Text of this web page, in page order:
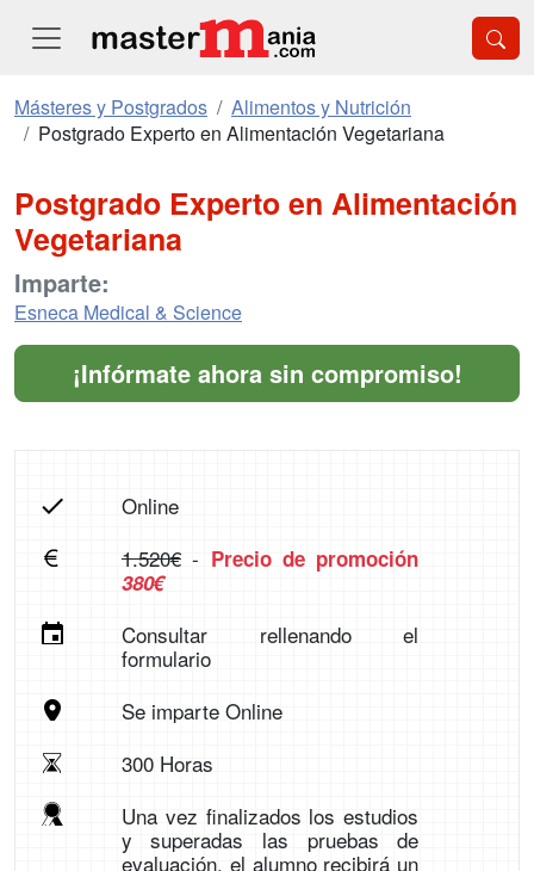
Másteres y Postgrados
Alimentos y Nutrición
Postgrado Experto en Alimentación Vegetariana
Postgrado Experto en Alimentación
Vegetariana
Imparte:
Esneca Medical & Science
¡Infórmate ahora sin compromiso!
Online
1.520€- Precio de promoción
380€
Consultar rellenando el
formulario
Se imparte Online
300 Horas
Una vez finalizados los estudios
y superadas las pruebas de
evaluación, el alumno recibirá un